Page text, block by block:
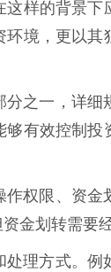
样的背景下
境，更以
之一，详
有效控制
权限、资
金划转需要
理方式。